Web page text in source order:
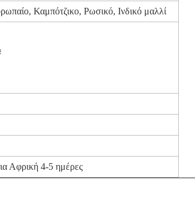
Καμπότζικο, Ρωσικό, Ινδικό μαλλί
Αφρική 4-5 ημέρες